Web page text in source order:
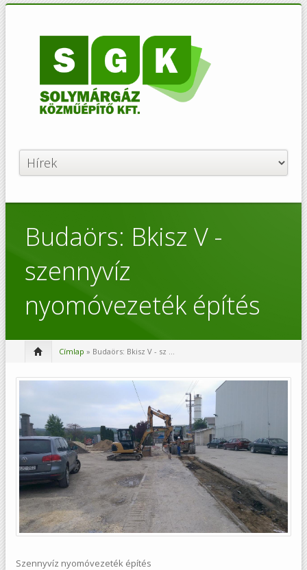
Budaörs: Bkisz V -
szennyvíz
nyomóvezeték építés
Címlap » Budaörs: Bkisz V - sz ...
Szennyvíz nyomóvezeték építés